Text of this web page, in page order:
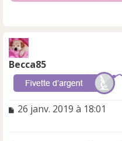
Becca85
M
26 janv. 2019 à 18:01